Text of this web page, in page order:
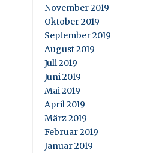
November 2019
Oktober 2019
September 2019
August 2019
Juli 2019
Juni 2019
Mai 2019
April 2019
März 2019
Februar 2019
Januar 2019